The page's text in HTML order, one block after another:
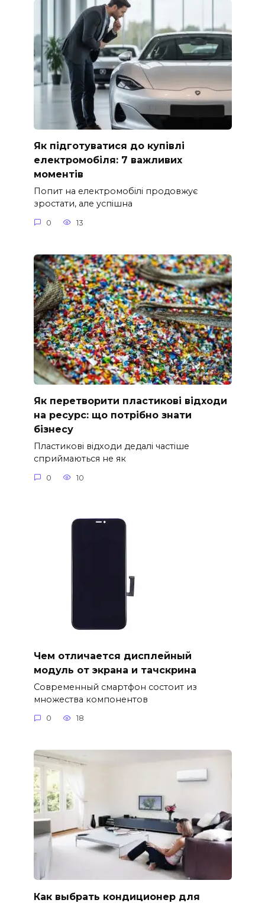
Як підготуватися до купівлі
електромобіля: 7 важливих
моментів
Попит на електромобілі продовжує
зростати, але успішна
0 13
Як перетворити пластикові відходи
на ресурс: що потрібно знати
бізнесу
Пластикові відходи дедалі частіше
сприймаються не як
0 10
Чем отличается дисплейный
модуль от экрана и тачскрина
Современный смартфон состоит из
множества компонентов
0 18
Как выбрать кондиционер для